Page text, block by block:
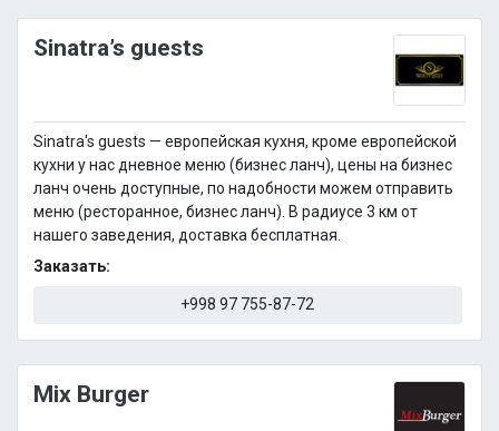
Sinatra’s guests
Sinatra's guests — европейская кухня, кроме европейской
кухни у нас дневное меню (бизнес ланч), цены на бизнес
ланч очень доступные, по надобности можем отправить
меню (ресторанное, бизнес ланч). В радиусе 3 км от
нашего заведения, доставка бесплатная.
Заказать:
+998 97 755-87-72
Mix Burger